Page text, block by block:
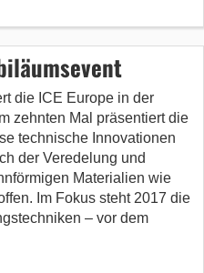
die ICE Europe in der
zehnten Mal präsentiert die
technische Innovationen
der Veredelung und
Materialien wie
Im Fokus steht 2017 die
– vor dem